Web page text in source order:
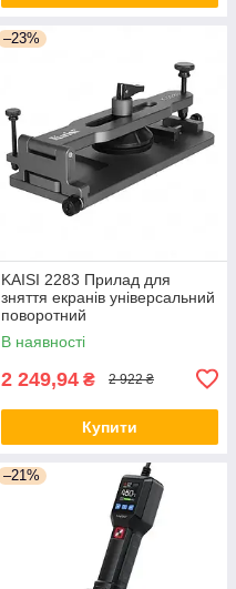
–23%
KAISI 2283 Прилад для
зняття екранів універсальний
поворотний
В наявності
2 249,94 ₴ 2 922 ₴
Купити
–21%